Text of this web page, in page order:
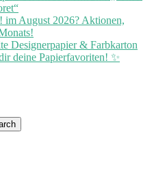
im August 2026? Aktionen,
Designerpapier & Farbkarton
deine Papierfavoriten! ✨